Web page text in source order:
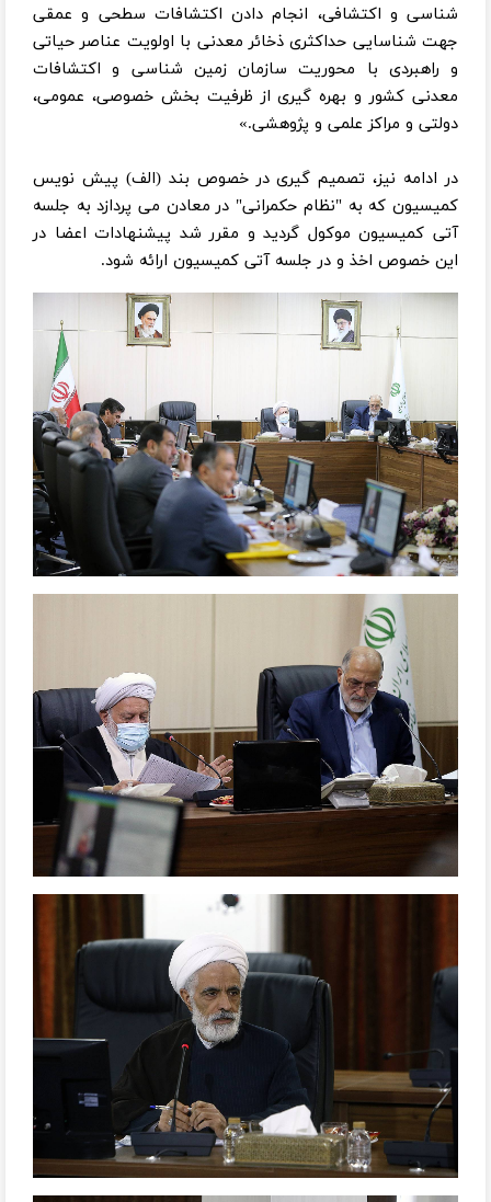
شناسی و اکتشافی، انجام دادن اکتشافات سطحی و عمقی
جهت شناسایی حداکثری ذخائر معدنی با اولویت عناصر حیاتی
و راهبردی با محوریت سازمان زمین شناسی و اکتشافات
معدنی کشور و بهره گیری از ظرفیت بخش خصوصی، عمومی،
دولتی و مراکز علمی و پژوهشی.»
در ادامه نیز، تصمیم گیری در خصوص بند (الف) پیش نویس
کمیسیون که به "نظام حکمرانی" در معادن می پردازد به جلسه
آتی کمیسیون موکول گردید و مقرر شد پیشنهادات اعضا در
این خصوص اخذ و در جلسه آتی کمیسیون ارائه شود.